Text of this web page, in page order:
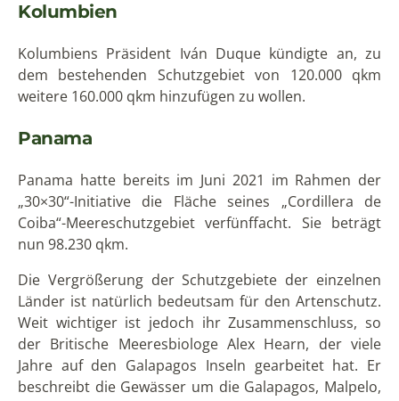
Kolumbien
Kolumbiens Präsident Iván Duque kündigte an, zu
dem bestehenden Schutzgebiet von 120.000 qkm
weitere 160.000 qkm hinzufügen zu wollen.
Panama
Panama hatte bereits im Juni 2021 im Rahmen der
„30×30“-Initiative die Fläche seines „Cordillera de
Coiba“-Meereschutzgebiet verfünffacht. Sie beträgt
nun 98.230 qkm.
Die Vergrößerung der Schutzgebiete der einzelnen
Länder ist natürlich bedeutsam für den Artenschutz.
Weit wichtiger ist jedoch ihr Zusammenschluss, so
der Britische Meeresbiologe Alex Hearn, der viele
Jahre auf den Galapagos Inseln gearbeitet hat. Er
beschreibt die Gewässer um die Galapagos, Malpelo,